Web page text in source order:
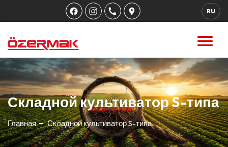
RU
Складной культиватор S-типа
Главная Складной культиватор S-типа